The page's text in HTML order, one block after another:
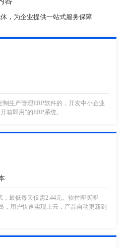
，为企业提供一站式服务保障
生产管理ERP软件的，开发中小企业
箱即用"的ERP系统。
最低每天仅需2.44元。软件即买即
，用户快速实现上云，产品自动更新到